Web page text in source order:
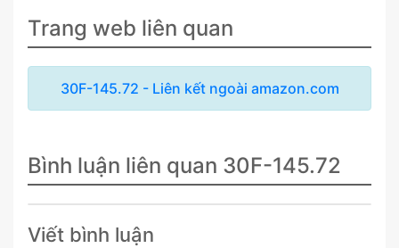
Trang web liên quan
30F-145.72 - Liên kết ngoài amazon.com
Bình luận liên quan 30F-145.72
Viết bình luận